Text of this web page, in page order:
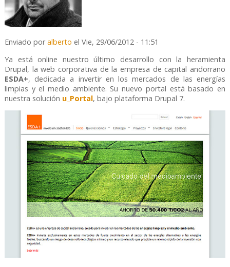
Enviado poralberto el Vie, 29/06/2012 - 11:51
Ya está online nuestro último desarrollo con la heramienta
Drupal, la web corporativa de la empresa de capital andorrano
ESDA+, dedicada a invertir en los mercados de las energías
limpias y el medio ambiente. Su nuevo portal está basado en
nuestra solución u_Portal, bajo plataforma Drupal 7.